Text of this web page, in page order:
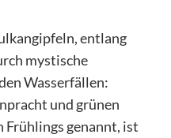
entlang
mystische
Wasserfällen:
und grünen
Frühlings genannt, ist